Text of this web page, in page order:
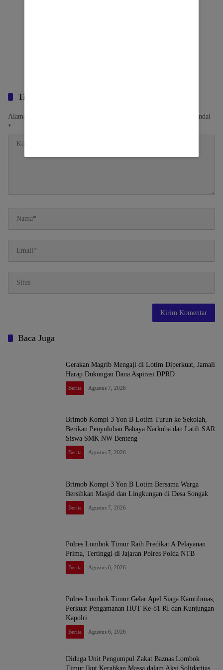
Tinggalkan Balasan
Alamat email Anda tidak akan dipublikasikan.
Ruas yang wajib ditandai
*
Baca Juga
Gerakan Magrib Mengaji di Lotim Diperkuat, Jamali
Harap Dukungan Dana Aspirasi DPRD
Berita Agustus 7, 2026
Brimob Kompi 3 Yon B Lotim Turun ke Sekolah,
Berikan Penyuluhan Bahaya Narkoba dan Latih SAR
Siswa SMK NW Benteng
Berita Agustus 7, 2026
Brimob Kompi 3 Yon B Lotim Bersama Warga
Bersihkan Masjid dan Lingkungan di Desa Songak
Berita Agustus 7, 2026
Polres Lombok Timur Raih Predikat A Pelayanan
Prima, Tertinggi di Jajaran Polres Polda NTB
Berita Agustus 6, 2026
Polres Lombok Timur Gelar Apel Siaga Kamtibmas,
Perkuat Pengamanan HUT Ke-81 RI dan Kunjungan
Kapolri
Berita Agustus 6, 2026
Diduga Unit Pengumpul Zakat Baznas Lombok
Timur Ikut Kerahkan Massa dalam Aksi Solidaritas